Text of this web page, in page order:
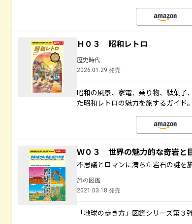
Ｈ０３ 昭和レトロ
歴史時代
2026.01.29 発売
昭和の風景、家電、乗り物、駄菓子
た昭和レトロの魅力を旅するガイド。
Ｗ０３ 世界の魅力的な奇岩と
不思議とロマンに満ちた岩石の謎を
旅の図鑑
2021.03.18 発売
「地球の歩き方」図鑑シリーズ第３